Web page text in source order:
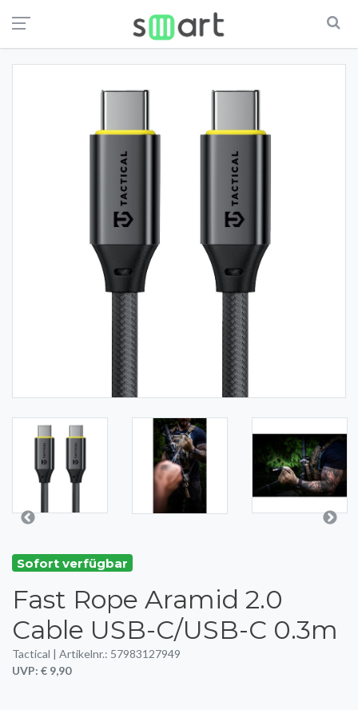
Sofort verfügbar
Fast Rope Aramid 2.0
Cable USB-C/USB-C 0.3m
Tactical | Artikelnr.: 57983127949
UVP: € 9,90